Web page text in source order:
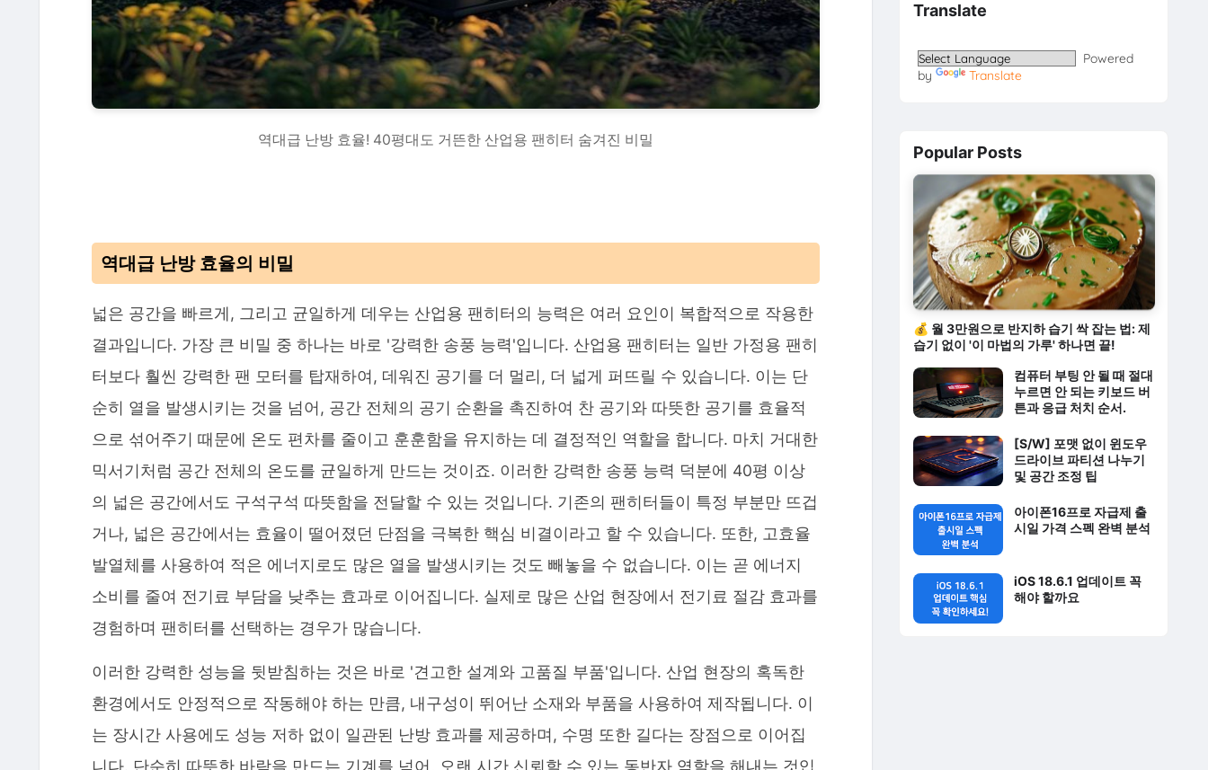
역대급 난방 효율! 40평대도 거뜬한 산업용 팬히터 숨겨진 비밀
역대급 난방 효율의 비밀
넓은 공간을 빠르게, 그리고 균일하게 데우는 산업용 팬히터의 능력은 여러 요인이 복합적으로 작용한
결과입니다. 가장 큰 비밀 중 하나는 바로 '강력한 송풍 능력'입니다. 산업용 팬히터는 일반 가정용 팬히
터보다 훨씬 강력한 팬 모터를 탑재하여, 데워진 공기를 더 멀리, 더 넓게 퍼뜨릴 수 있습니다. 이는 단
순히 열을 발생시키는 것을 넘어, 공간 전체의 공기 순환을 촉진하여 찬 공기와 따뜻한 공기를 효율적
으로 섞어주기 때문에 온도 편차를 줄이고 훈훈함을 유지하는 데 결정적인 역할을 합니다. 마치 거대한
믹서기처럼 공간 전체의 온도를 균일하게 만드는 것이죠. 이러한 강력한 송풍 능력 덕분에 40평 이상
의 넓은 공간에서도 구석구석 따뜻함을 전달할 수 있는 것입니다. 기존의 팬히터들이 특정 부분만 뜨겁
거나, 넓은 공간에서는 효율이 떨어졌던 단점을 극복한 핵심 비결이라고 할 수 있습니다. 또한, 고효율
발열체를 사용하여 적은 에너지로도 많은 열을 발생시키는 것도 빼놓을 수 없습니다. 이는 곧 에너지
소비를 줄여 전기료 부담을 낮추는 효과로 이어집니다. 실제로 많은 산업 현장에서 전기료 절감 효과를
경험하며 팬히터를 선택하는 경우가 많습니다.
이러한 강력한 성능을 뒷받침하는 것은 바로 '견고한 설계와 고품질 부품'입니다. 산업 현장의 혹독한
환경에서도 안정적으로 작동해야 하는 만큼, 내구성이 뛰어난 소재와 부품을 사용하여 제작됩니다. 이
는 장시간 사용에도 성능 저하 없이 일관된 난방 효과를 제공하며, 수명 또한 길다는 장점으로 이어집
니다. 단순히 따뜻한 바람을 만드는 기계를 넘어, 오랜 시간 신뢰할 수 있는 동반자 역할을 해내는 것입
Translate
Powered
by
Translate
Popular Posts
💰 월 3만원으로 반지하 습기 싹 잡는 법: 제
습기 없이 '이 마법의 가루' 하나면 끝!
컴퓨터 부팅 안 될 때 절대
누르면 안 되는 키보드 버
튼과 응급 처치 순서.
[S/W] 포맷 없이 윈도우
드라이브 파티션 나누기
및 공간 조정 팁
아이폰16프로 자급제 출
시일 가격 스펙 완벽 분석
iOS 18.6.1 업데이트 꼭
해야 할까요